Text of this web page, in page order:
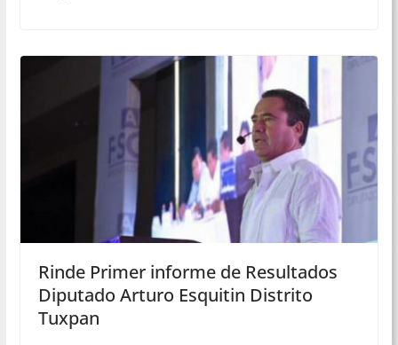
Rinde Primer informe de Resultados
Diputado Arturo Esquitin Distrito
Tuxpan